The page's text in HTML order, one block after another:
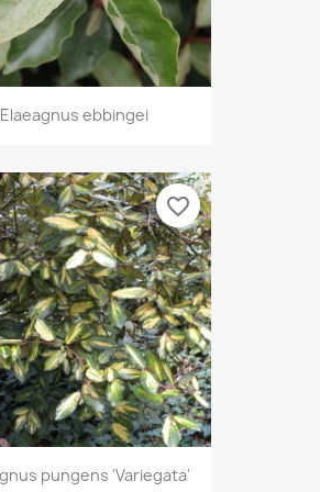
Elaeagnus ebbingei
pungens 'Variegata'
favorite_border